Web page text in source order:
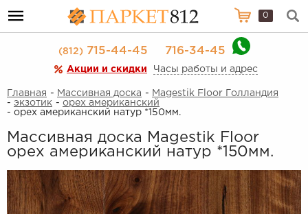
0
(812)715-44-45 716-34-45
Акции и скидки Часы работы и адрес
Главная - Массивная доска - Magestik Floor Голландия
- экзотик - орех американский
- орех американский натур *150мм.
Массивная доска Magestik Floor
орех американский натур *150мм.